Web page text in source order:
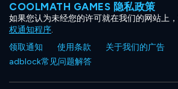
COOLMATH GAMES 隐私政策
如果您认为未经您的许可就在我们的网站上
权通知程序.
领取通知
使用条款
关于我们的广告
adblock常见问题解答